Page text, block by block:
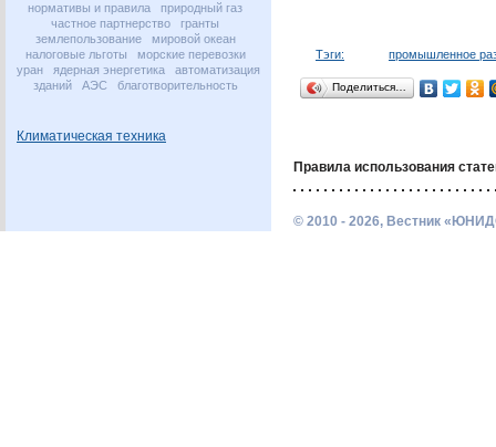
нормативы и правила
природный газ
частное партнерство
гранты
землепользование
мировой океан
налоговые льготы
морские перевозки
уран
ядерная энергетика
автоматизация
зданий
АЭС благотворительность
Климатическая техника
Тэги: промышленное
Поделиться…
Правила использования
© 2010 - 2026, Вестник